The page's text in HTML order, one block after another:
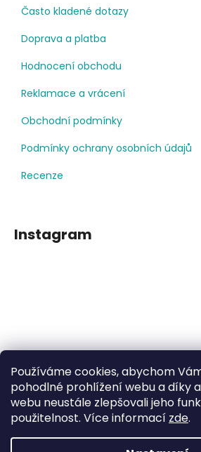
Používáme cookies, abychom
pohodlné prohlížení webu a díky
webu neustále zlepšovali jeho
použitelnost. Více informací zde.
Často kladené dotazy
Doprava a platba
Hodnocení obchodu
Reklamace a vrácení
Obchodní podmínky
Podmínky ochrany osobních údajů
Recenze
Instagram
Sledovat na
Facebook